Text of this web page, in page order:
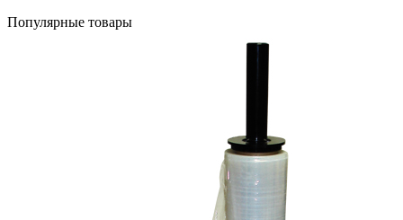
Популярные товары